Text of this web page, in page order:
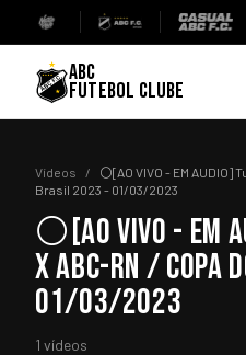
ABC
FUTEBOL CLUBE
Vídeos /
⚪[AO VIVO - EM AUDIO]
Brasil 2023 - 01/03/2023
⚪[AO VIVO - EM
X ABC-RN / COPA
01/03/2023
1 vídeos